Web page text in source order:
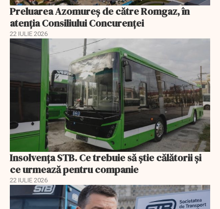
Preluarea Azomureş de către Romgaz, în
atenţia Consiliului Concurenţei
22 IULIE 2026
Insolvenţa STB. Ce trebuie să ştie călătorii şi
ce urmează pentru companie
22 IULIE 2026